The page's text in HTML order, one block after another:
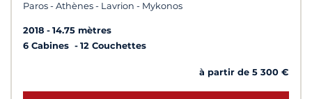
Paros - Athènes - Lavrion - Mykonos
2018
14.75 mètres
6 Cabines
12 Couchettes
à partir de 5 300 €